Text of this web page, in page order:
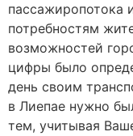
пассажиропотока
потребностям
возможностей
цифры было
день своим
в Лиепае нужно
тем, учитывая